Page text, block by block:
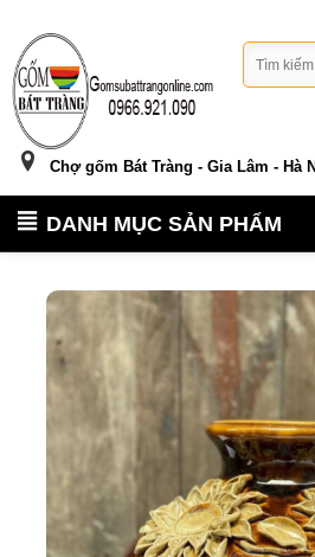
Chợ gốm Bát Tràng - Gia Lâm - Hà
DANH MỤC SẢN PHẨM